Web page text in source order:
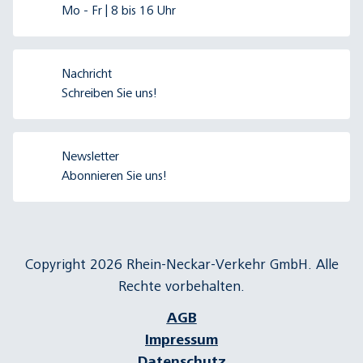
Mo - Fr | 8 bis 16 Uhr
Nachricht
Schreiben Sie uns!
Newsletter
Abonnieren Sie uns!
Copyright 2026 Rhein-Neckar-Verkehr GmbH. Alle
Rechte vorbehalten.
AGB
Impressum